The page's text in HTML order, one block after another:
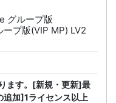
グループ版
プ版(VIP MP) LV2
ます。[新規・更新]最
加]1ライセンス以上